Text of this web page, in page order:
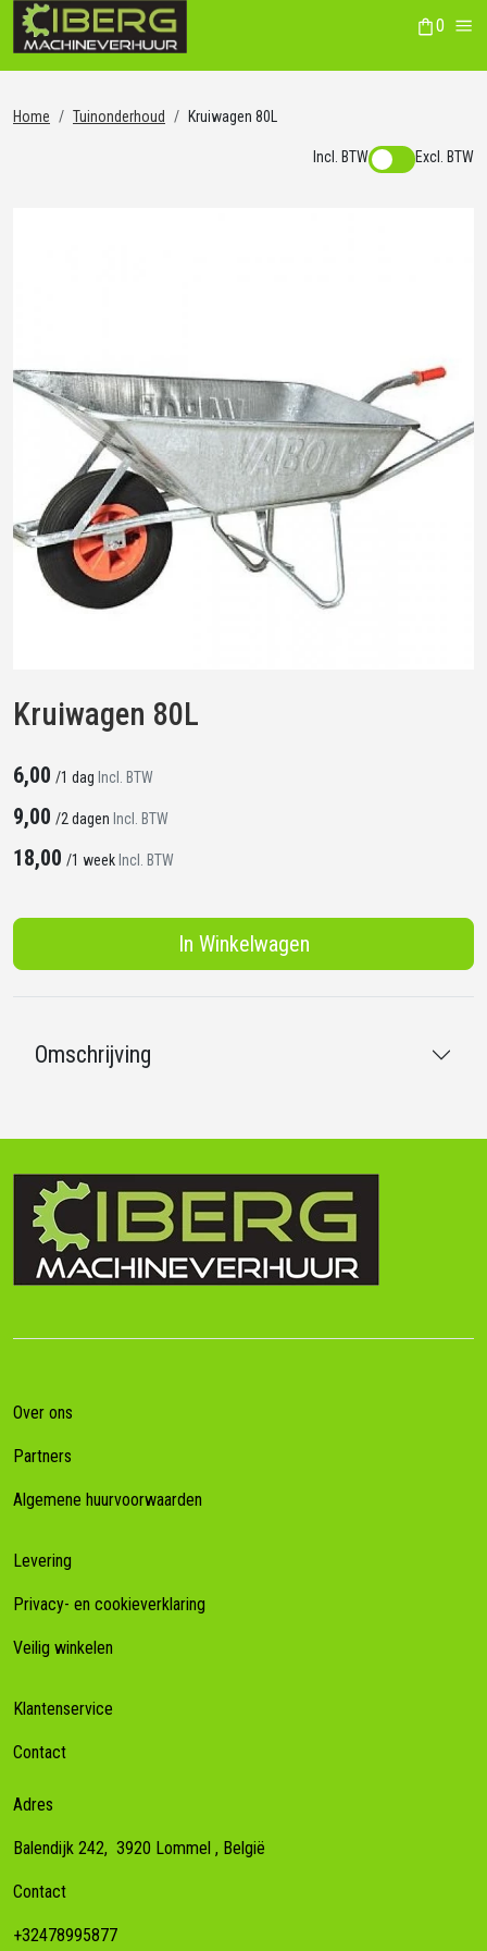
0
Home Tuinonderhoud Kruiwagen 80L
Incl. BTW Excl. BTW
Kruiwagen 80L
6,00 /1 dag Incl. BTW
9,00 /2 dagen Incl. BTW
18,00 /1 week Incl. BTW
In Winkelwagen
Omschrijving
Over ons
Partners
Algemene huurvoorwaarden
Levering
Privacy- en cookieverklaring
Veilig winkelen
Klantenservice
Contact
Adres
Balendijk 242, 3920 Lommel , België
Contact
+32478995877